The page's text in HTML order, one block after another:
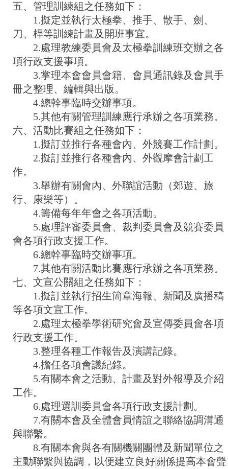
五、管理訓練組之任務如下：
1.擬定並執行太極拳、推手、散手、劍、
刀、桿等訓練計畫及開班事宜。
2.處理教練委員會及太極拳訓練班交辦之各
項行政支援事項。
3.掌理本會會員會籍、會員通訊錄及會員手
冊之整理、編輯與出版。
4.總幹事臨時交辦事項。
5.其他有關管理訓練應行承辦之各項業務。
六、活動比賽組之任務如下：
1.擬訂並推行各種會內、外競賽工作計劃。
2.擬訂並推行各種會內、外觀摩會計劃工
作。
3.舉辦有關會內、外聯誼活動（郊遊、旅
行、康樂等）。
4.籌備每年年會之各項活動。
5.處理評審委員會、裁判委員會及競賽委員
會各項行政支援工作。
6.總幹事臨時交辦事項。
7.其他有關活動比賽應行承辦之各項業務。
七、文宣公關組之任務如下：
1.擬訂並執行招生簡章海報、新聞及廣播稿
等各項文宣工作。
2.處理太極拳學術研究會及宣傳委員會各項
行政支援工作。
3.整理各種工作報告及演講記錄。
4.擔任各項會議紀錄。
5.有關本會之活動、計畫及對外報導及介紹
工作。
6.處理選訓委員會各項行政支援計劃。
7.有關本會及全體會員情誼之聯絡協調溝通
與聯繫。
8.有關本會與各有關機關團體及新聞單位之
主動聯繫與協調，以便建立良好關係提高本會聲